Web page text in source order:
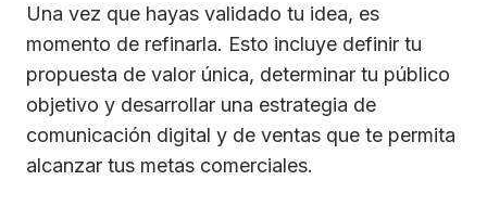
Una vez que hayas validado tu idea, es
momento de refinarla. Esto incluye definir tu
propuesta de valor única, determinar tu público
objetivo y desarrollar una estrategia de
comunicación digital y de ventas que te permita
alcanzar tus metas comerciales.